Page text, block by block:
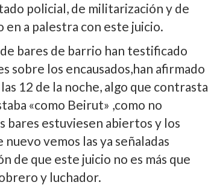
policial, de militarización y de
en a palestra con este juicio.
bares de barrio han testificado
sobre los encausados,han afirmado
12 de la noche, algo que contrasta
«como Beirut» ,como no
bares estuviesen abiertos y los
vemos las ya señaladas
de que este juicio no es más que
y luchador.